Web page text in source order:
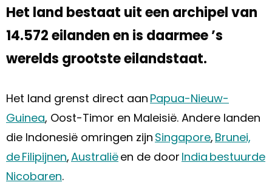
Het land bestaat uit een archipel van
14.572 eilanden en is daarmee ’s
werelds grootste eilandstaat.
Het land grenst direct aan Papua-Nieuw-
Guinea, Oost-Timor en Maleisië. Andere landen
die Indonesië omringen zijn Singapore, Brunei,
de Filipijnen,Australiëen de door India bestuurde
Nicobaren.